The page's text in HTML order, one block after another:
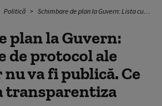
Politică Schimbare de plan la Guvern: Lista cu vilele de protocol ale demnitarilor nu va fi publică. Ce informații va transparentiza RAAPPS
plan la Guvern:
de protocol ale
va fi publică. Ce
transparentiza